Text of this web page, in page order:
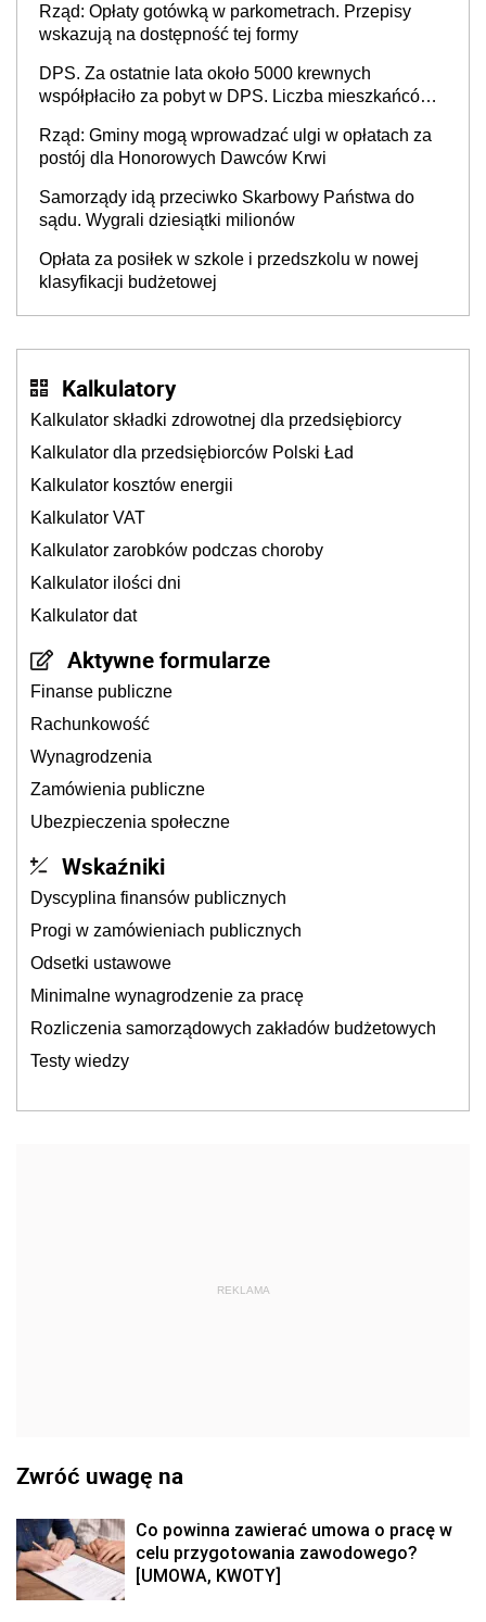
Rząd: Opłaty gotówką w parkometrach. Przepisy
wskazują na dostępność tej formy
DPS. Za ostatnie lata około 5000 krewnych
współpłaciło za pobyt w DPS. Liczba mieszkańców
Rząd: Gminy mogą wprowadzać ulgi w opłatach za
postój dla Honorowych Dawców Krwi
Samorządy idą przeciwko Skarbowy Państwa do
sądu. Wygrali dziesiątki milionów
Opłata za posiłek w szkole i przedszkolu w nowej
klasyfikacji budżetowej
Kalkulatory
Kalkulator składki zdrowotnej dla przedsiębiorcy
Kalkulator dla przedsiębiorców Polski Ład
Kalkulator kosztów energii
Kalkulator VAT
Kalkulator zarobków podczas choroby
Kalkulator ilości dni
Kalkulator dat
Aktywne formularze
Finanse publiczne
Rachunkowość
Wynagrodzenia
Zamówienia publiczne
Ubezpieczenia społeczne
Wskaźniki
Dyscyplina finansów publicznych
Progi w zamówieniach publicznych
Odsetki ustawowe
Minimalne wynagrodzenie za pracę
Rozliczenia samorządowych zakładów budżetowych
Testy wiedzy
REKLAMA
Zwróć uwagę na
Co powinna zawierać umowa o pracę w
celu przygotowania zawodowego?
[UMOWA, KWOTY]